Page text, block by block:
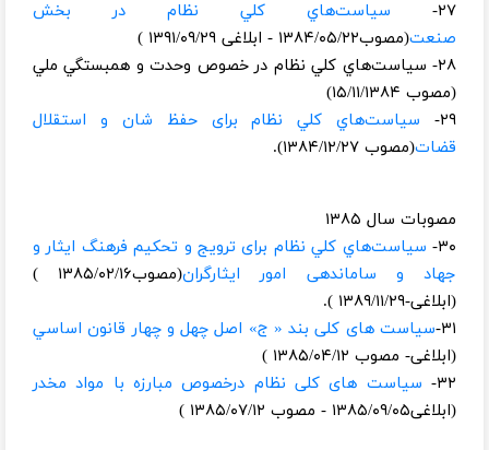
۲۷-
سياست‌هاي كلي نظام در بخش
صنعت(مصوب۱۳۸۴/۰۵/۲۲ - ابلاغی ۱۳۹۱/۰۹/۲۹ )
۲۸- سياست‌هاي كلي نظام در خصوص وحدت و همبستگي ملي
(مصوب ۱۵/۱۱/۱۳۸۴)
۲۹-
سياست‌هاي كلي نظام برای حفظ شان و استقلال
قضات(مصوب ۱۳۸۴/۱۲/۲۷).
مصوبات سال ۱۳۸۵
۳۰- سياست‌هاي كلي نظام برای ترویج و تحکیم فرهنگ ایثار و
جهاد و ساماندهی امور ایثارگران
(مصوب۱۳۸۵/۰۲/۱۶ )
(ابلاغی-۱۳۸۹/۱۱/۲۹ ).
۳۱- سیاست های کلی بند « ج» اصل چهل و چهار قانون اساسي
(ابلاغی- مصوب ۱۳۸۵/۰۴/۱۲ )
۳۲-
سیاست های کلی نظام درخصوص مبارزه با مواد مخدر
(ابلاغی۱۳۸۵/۰۹/۰۵ - مصوب ۱۳۸۵/۰۷/۱۲ )